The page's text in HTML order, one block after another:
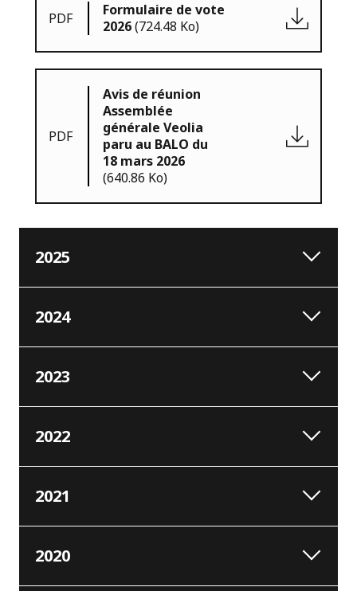
PDF
Formulaire de vote
2026(724.48 Ko)
PDF
Avis de réunion
Assemblée
générale Veolia
paru au BALO du
18 mars 2026
(640.86 Ko)
2025
2024
2023
2022
2021
2020